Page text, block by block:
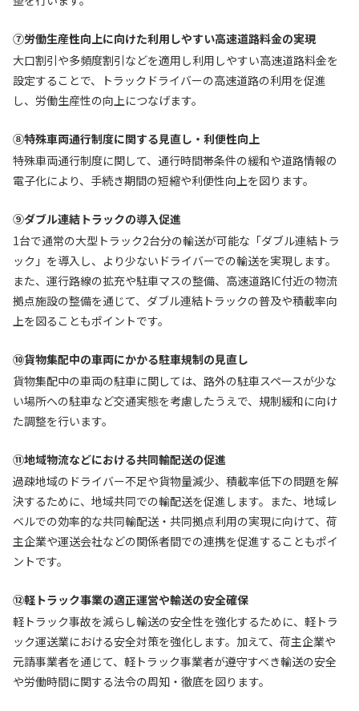
⑦労働生産性向上に向けた利用しやすい高速道路料金の実現
大口割引や多頻度割引などを適用し利用しやすい高速道路料金を
設定することで、トラックドライバーの高速道路の利用を促進
し、労働生産性の向上につなげます。
⑧特殊車両通行制度に関する見直し・利便性向上
特殊車両通行制度に関して、通行時間帯条件の緩和や道路情報の
電子化により、手続き期間の短縮や利便性向上を図ります。
⑨ダブル連結トラックの導入促進
1台で通常の大型トラック2台分の輸送が可能な「ダブル連結トラ
ック」を導入し、より少ないドライバーでの輸送を実現します。
また、運行路線の拡充や駐車マスの整備、高速道路IC付近の物流
拠点施設の整備を通じて、ダブル連結トラックの普及や積載率向
上を図ることもポイントです。
⑩貨物集配中の車両にかかる駐車規制の見直し
貨物集配中の車両の駐車に関しては、路外の駐車スペースが少な
い場所への駐車など交通実態を考慮したうえで、規制緩和に向け
た調整を行います。
⑪地域物流などにおける共同輸配送の促進
過疎地域のドライバー不足や貨物量減少、積載率低下の問題を解
決するために、地域共同での輸配送を促進します。また、地域レ
ベルでの効率的な共同輸配送・共同拠点利用の実現に向けて、荷
主企業や運送会社などの関係者間での連携を促進することもポイ
ントです。
⑫軽トラック事業の適正運営や輸送の安全確保
軽トラック事故を減らし輸送の安全性を強化するために、軽トラ
ック運送業における安全対策を強化します。加えて、荷主企業や
元請事業者を通じて、軽トラック事業者が遵守すべき輸送の安全
や労働時間に関する法令の周知・徹底を図ります。